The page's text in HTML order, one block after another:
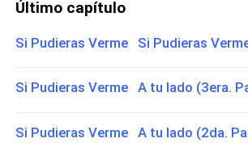
Último capítulo
Si Pudieras Verme Si Pudieras
Si Pudieras Verme A tu lado (3era.
Si Pudieras Verme A tu lado (2da.